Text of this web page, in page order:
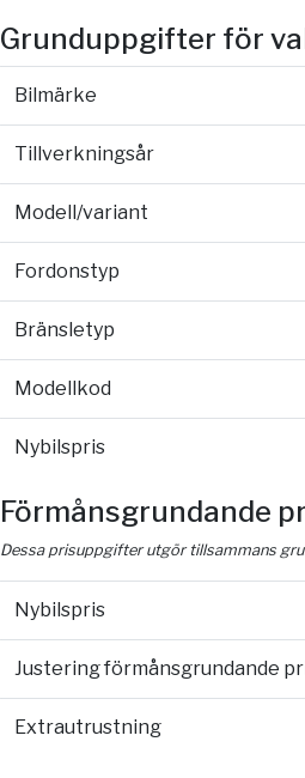
Grunduppgifter för
Bilmärke
Tillverkningsår
Modell/variant
Fordonstyp
Bränsletyp
Modellkod
Nybilspris
Förmånsgrundande
Dessa prisuppgifter utgör tillsammans
Nybilspris
Justering förmånsgrundande
Extrautrustning